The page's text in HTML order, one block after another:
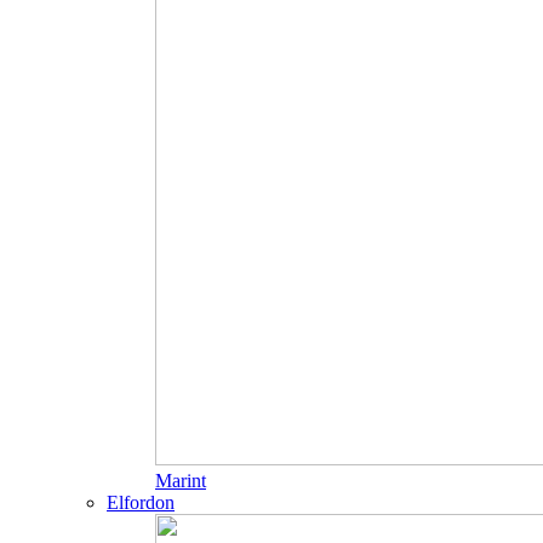
Marint
Elfordon